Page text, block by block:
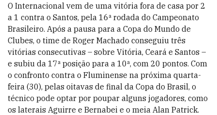
O Internacional vem de uma vitória fora de casa por 2
a 1 contra o Santos, pela 16ª rodada do Campeonato
Brasileiro. Após a pausa para a Copa do Mundo de
Clubes, o time de Roger Machado conseguiu três
vitórias consecutivas – sobre Vitória, Ceará e Santos –
e subiu da 17ª posição para a 10ª, com 20 pontos. Com
o confronto contra o Fluminense na próxima quarta-
feira (30), pelas oitavas de final da Copa do Brasil, o
técnico pode optar por poupar alguns jogadores, como
os laterais Aguirre e Bernabei e o meia Alan Patrick.